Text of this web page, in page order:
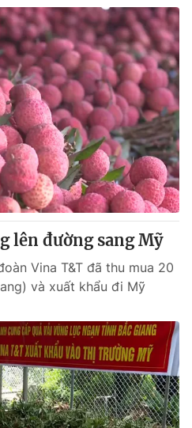
lên đường sang Mỹ
Vina T&T đã thu mua 20
và xuất khẩu đi Mỹ